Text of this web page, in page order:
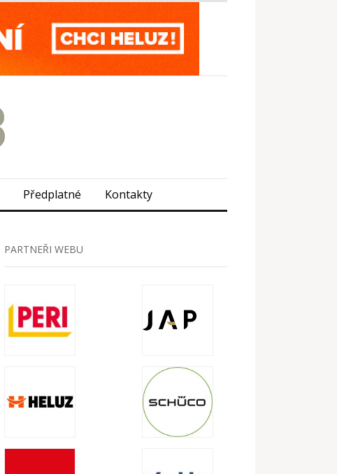
Předplatné Kontakty
PARTNEŘI WEBU